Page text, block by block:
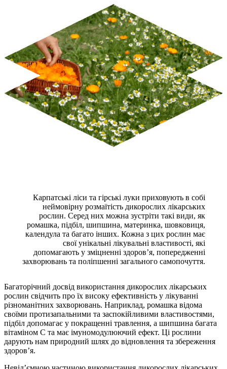
Карпатські ліси та гірські луки приховують в собі
неймовірну розмаїтість дикорослих лікарських
рослин. Серед них можна зустріти такі види, як
ромашка, підбіл, шипшина, материнка, шовковиця,
календула та багато інших. Кожна з цих рослин має
свої унікальні лікувальні властивості, які
допомагають у зміцненні здоров’я, попередженні
захворювань та поліпшенні загального самопочуття.
Багаторічний досвід використання дикорослих лікарських
рослин свідчить про їх високу ефективність у лікуванні
різноманітних захворювань. Наприклад, ромашка відома
своїми протизапальними та заспокійливими властивостями,
підбіл допомагає у покращенні травлення, а шипшина багата
вітаміном С та має імуномодулюючий ефект. Ці рослини
дарують нам природний шлях до відновлення та збереження
здоров’я.